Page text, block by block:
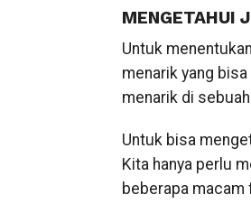
MENGETAHUI
Untuk
menarik yang
menarik di
Untuk bisa
Kita hanya perlu
beberapa macam